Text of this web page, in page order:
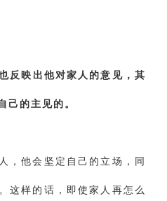
反映出他对家人的意见，其
己的主见的。
，他会坚定自己的立场，同
这样的话，即使家人再怎么